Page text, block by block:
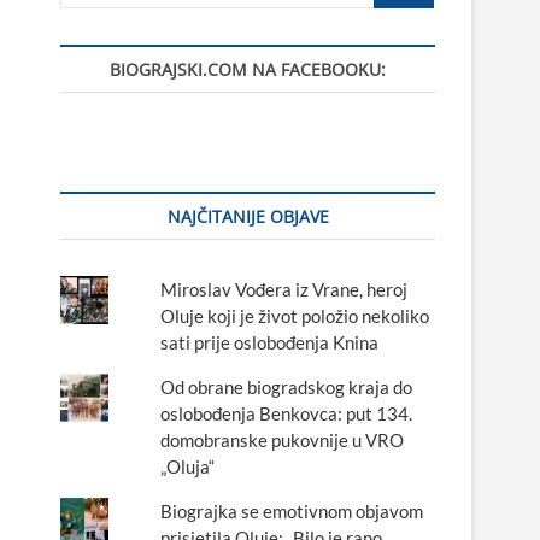
BIOGRAJSKI.COM NA FACEBOOKU:
NAJČITANIJE OBJAVE
Miroslav Vođera iz Vrane, heroj
Oluje koji je život položio nekoliko
sati prije oslobođenja Knina
Od obrane biogradskog kraja do
oslobođenja Benkovca: put 134.
domobranske pukovnije u VRO
„Oluja“
Biograjka se emotivnom objavom